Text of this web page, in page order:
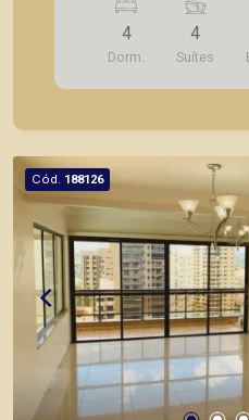
com Home theaer; - Sala
Cozinha planejada; -
Despensa; -
Área gourmet com
em locação, vendas de
ou mesmo nos principais
de Ribeirão Preto.
4
Dorm.
4
Suítes
Cód. 188126